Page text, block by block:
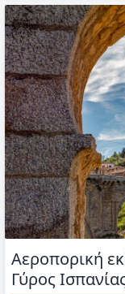
Αεροπορική
Γύρος